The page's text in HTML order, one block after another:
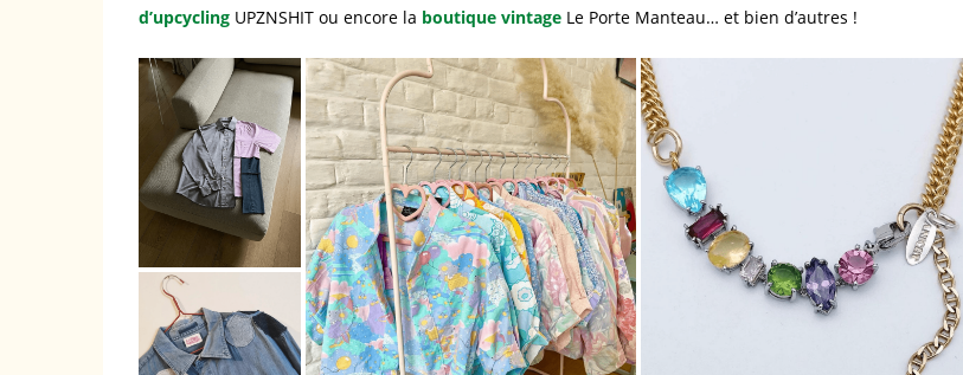
d’upcycling UPZNSHIT ou encore la boutique vintage Le Porte Manteau… et bien d’autres !